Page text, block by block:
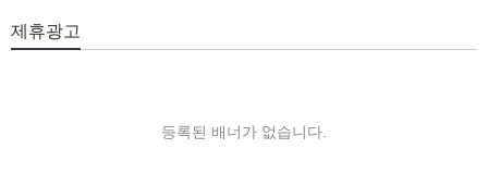
제휴광고
등록된 배너가 없습니다.